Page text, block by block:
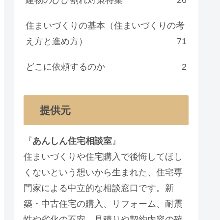
住まいづくりの基本（住まいづくりの考
え方と進め方）
71
どこに依頼するのか 2
提供元
『あんしん住宅相談室』
住まいづくりや住宅購入で後悔してほし
くないという想いから生まれた、住宅専
門家による中立的な相談窓口です。新
築・中古住宅の購入、リフォーム、耐震